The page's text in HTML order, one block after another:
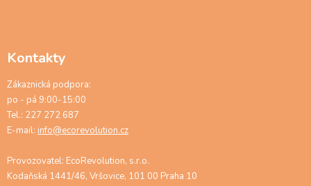
Kontakty
Zákaznická podpora:
po - pá 9:00-15:00
Tel.: 227 272 687
E-mail: info@ecorevolution.cz
Provozovatel: EcoRevolution, s.r.o.
Kodaňská 1441/46, Vršovice, 101 00 Praha 10